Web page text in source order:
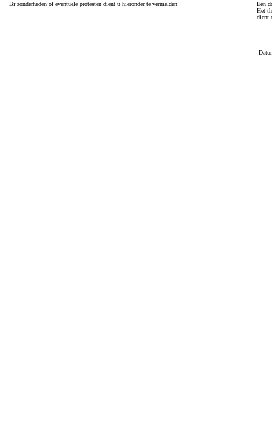
Bijzonderheden of eventuele protesten dient u hieronder te vermelden:
Een
Het
dient